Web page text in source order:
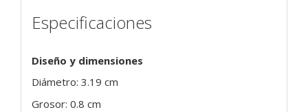
Especificaciones
Diseño y dimensiones
Diámetro: 3.19 cm
Grosor: 0.8 cm